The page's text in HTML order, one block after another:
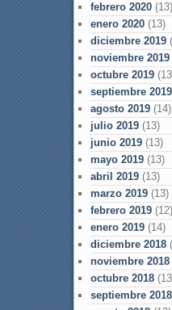
febrero 2020(13)
enero 2020(13)
diciembre 2019
noviembre 2019
octubre 2019
septiembre 2019
agosto 2019(14)
julio 2019(13)
junio 2019(13)
mayo 2019(13)
abril 2019(13)
marzo 2019(13)
febrero 2019(12)
enero 2019(14)
diciembre 2018
noviembre 2018
octubre 2018
septiembre 2018